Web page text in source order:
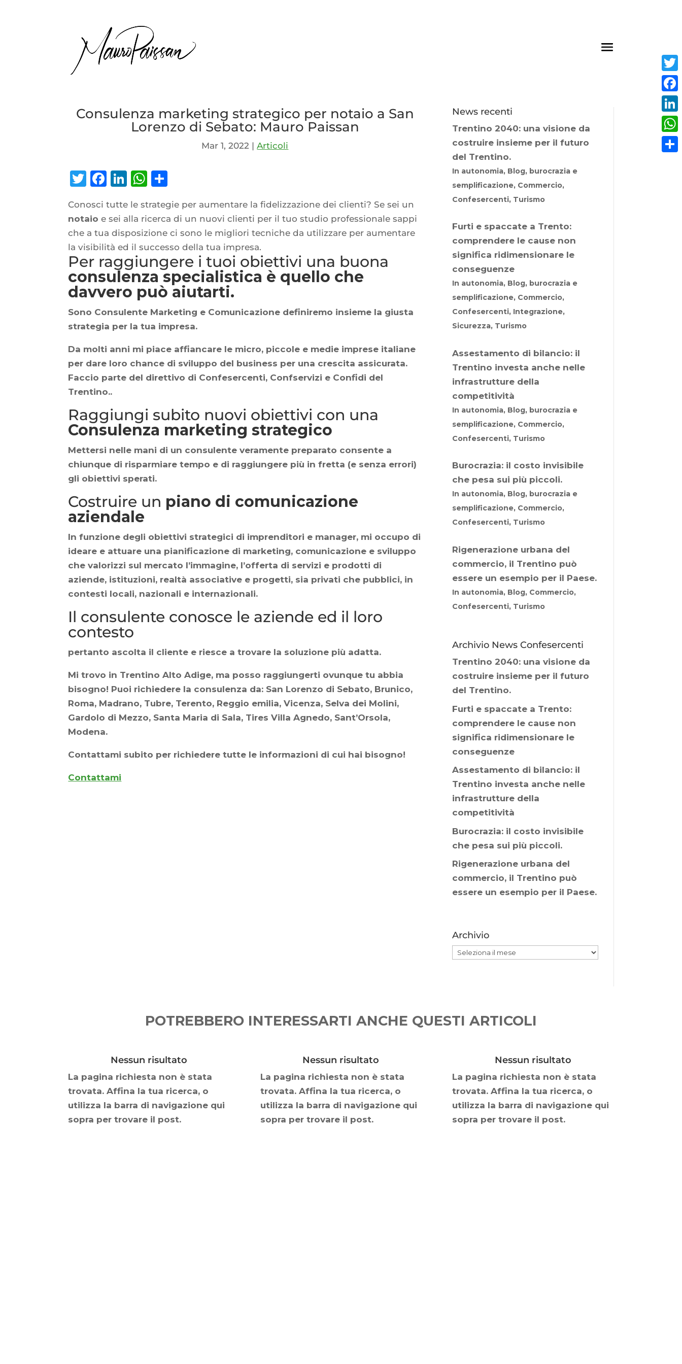
Consulenza marketing strategico per notaio a San
Lorenzo di Sebato: Mauro Paissan
Mar 1, 2022 |Articoli
Twitter
Facebook
LinkedIn
WhatsApp
Conosci tutte le strategie per aumentare la fidelizzazione dei clienti? Se sei un
notaio e sei alla ricerca di un nuovi clienti per il tuo studio professionale sappi
che a tua disposizione ci sono le migliori tecniche da utilizzare per aumentare
la visibilità ed il successo della tua impresa.
Per raggiungere i tuoi obiettivi una buona
consulenza specialistica è quello che
davvero può aiutarti.
Sono Consulente Marketing e Comunicazione definiremo insieme la giusta
strategia per la tua impresa.
Da molti anni mi piace affiancare le micro, piccole e medie imprese italiane
per dare loro chance di sviluppo del business per una crescita assicurata.
Faccio parte del direttivo di Confesercenti, Confservizi e Confidi del
Trentino..
Raggiungi subito nuovi obiettivi con una
Consulenza marketing strategico
Mettersi nelle mani di un consulente veramente preparato consente a
chiunque di risparmiare tempo e di raggiungere più in fretta (e senza errori)
gli obiettivi sperati.
Costruire un piano di comunicazione
aziendale
In funzione degli obiettivi strategici di imprenditori e manager, mi occupo di
ideare e attuare una pianificazione di marketing, comunicazione e sviluppo
che valorizzi sul mercato l’immagine, l’offerta di servizi e prodotti di
aziende, istituzioni, realtà associative e progetti, sia privati che pubblici, in
contesti locali, nazionali e internazionali.
Il consulente conosce le aziende ed il loro
contesto
pertanto ascolta il cliente e riesce a trovare la soluzione più adatta.
Mi trovo in Trentino Alto Adige, ma posso raggiungerti ovunque tu abbia
bisogno! Puoi richiedere la consulenza da: San Lorenzo di Sebato, Brunico,
Roma, Madrano, Tubre, Terento, Reggio emilia, Vicenza, Selva dei Molini,
Gardolo di Mezzo, Santa Maria di Sala, Tires Villa Agnedo, Sant’Orsola,
Modena.
Contattami subito per richiedere tutte le informazioni di cui hai bisogno!
Contattami
News recenti
Trentino 2040: una visione da
costruire insieme per il futuro
del Trentino.
In autonomia, Blog, burocrazia e
semplificazione, Commercio,
Confesercenti, Turismo
Furti e spaccate a Trento:
comprendere le cause non
significa ridimensionare le
conseguenze
In autonomia, Blog, burocrazia e
semplificazione, Commercio,
Confesercenti, Integrazione,
Sicurezza, Turismo
Assestamento di bilancio: il
Trentino investa anche nelle
infrastrutture della
competitività
In autonomia, Blog, burocrazia e
semplificazione, Commercio,
Confesercenti, Turismo
Burocrazia: il costo invisibile
che pesa sui più piccoli.
In autonomia, Blog, burocrazia e
semplificazione, Commercio,
Confesercenti, Turismo
Rigenerazione urbana del
commercio, il Trentino può
essere un esempio per il Paese.
In autonomia, Blog, Commercio,
Confesercenti, Turismo
Archivio News Confesercenti
Trentino 2040: una visione da
costruire insieme per il futuro
del Trentino.
Furti e spaccate a Trento:
comprendere le cause non
significa ridimensionare le
conseguenze
Assestamento di bilancio: il
Trentino investa anche nelle
infrastrutture della
competitività
Burocrazia: il costo invisibile
che pesa sui più piccoli.
Rigenerazione urbana del
commercio, il Trentino può
essere un esempio per il Paese.
Archivio
Archivio
POTREBBERO INTERESSARTI ANCHE QUESTI ARTICOLI
Nessun risultato
La pagina richiesta non è stata
trovata. Affina la tua ricerca, o
utilizza la barra di navigazione qui
sopra per trovare il post.
Nessun risultato
La pagina richiesta non è stata
trovata. Affina la tua ricerca, o
utilizza la barra di navigazione qui
sopra per trovare il post.
Nessun risultato
La pagina richiesta non è stata
trovata. Affina la tua ricerca, o
utilizza la barra di navigazione qui
sopra per trovare il post.